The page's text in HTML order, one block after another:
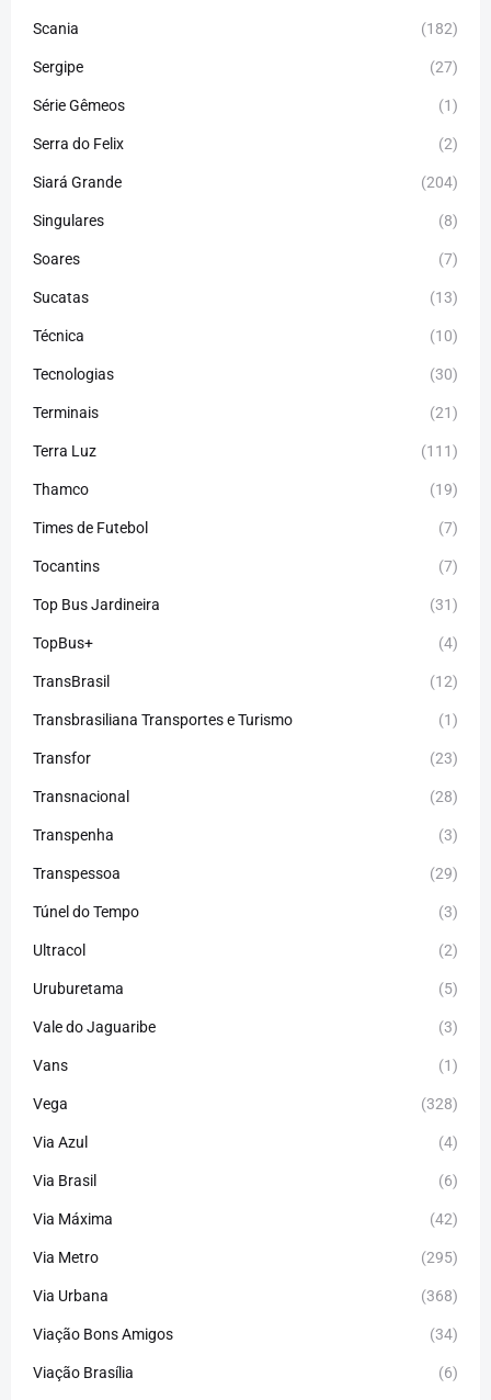
Scania (182)
Sergipe (27)
Série Gêmeos (1)
Serra do Felix (2)
Siará Grande (204)
Singulares (8)
Soares (7)
Sucatas (13)
Técnica (10)
Tecnologias (30)
Terminais (21)
Terra Luz (111)
Thamco (19)
Times de Futebol (7)
Tocantins (7)
Top Bus Jardineira (31)
TopBus+ (4)
TransBrasil (12)
Transbrasiliana Transportes e Turismo (1)
Transfor (23)
Transnacional (28)
Transpenha (3)
Transpessoa (29)
Túnel do Tempo (3)
Ultracol (2)
Uruburetama (5)
Vale do Jaguaribe (3)
Vans (1)
Vega (328)
Via Azul (4)
Via Brasil (6)
Via Máxima (42)
Via Metro (295)
Via Urbana (368)
Viação Bons Amigos (34)
Viação Brasília (6)